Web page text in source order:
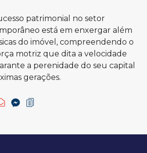
patrimonial no setor
está em enxergar além
do imóvel, compreendendo o
motriz que dita a velocidade
a perenidade do seu capital
gerações.